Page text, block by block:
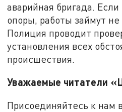
аварийная бригада.
опоры, работы займут
Полиция проводит
установления всех
происшествия.
Уважаемые читатели
Присоединяйтесь к нам